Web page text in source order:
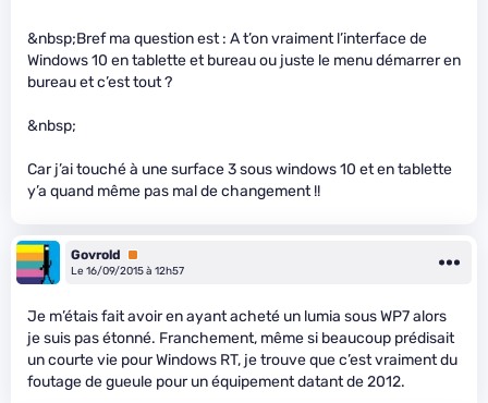
&nbsp;Bref ma question est : A t’on vraiment l’interface de
Windows 10 en tablette et bureau ou juste le menu démarrer en
bureau et c’est tout ?
&nbsp;
Car j’ai touché à une surface 3 sous windows 10 et en tablette
y’a quand même pas mal de changement !!
Govrold
Premium
Le 16/09/2015 à 12h57
Je m’étais fait avoir en ayant acheté un lumia sous WP7 alors
je suis pas étonné. Franchement, même si beaucoup prédisait
un courte vie pour Windows RT, je trouve que c’est vraiment du
foutage de gueule pour un équipement datant de 2012.